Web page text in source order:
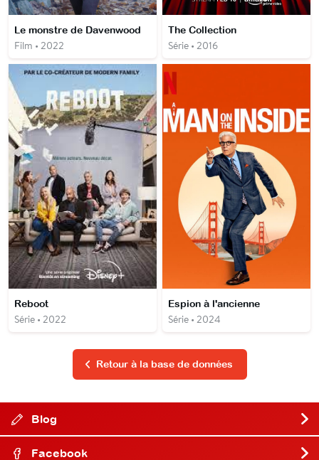
Le monstre de Davenwood
Film • 2022
The Collection
Série • 2016
Reboot
Série • 2022
Espion à l'ancienne
Série • 2024
Retour à la base de données
Blog
Facebook